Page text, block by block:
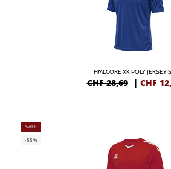
HMLCORE XK POLY JERSEY
CHF 28,69 | CHF
SALE
-55%